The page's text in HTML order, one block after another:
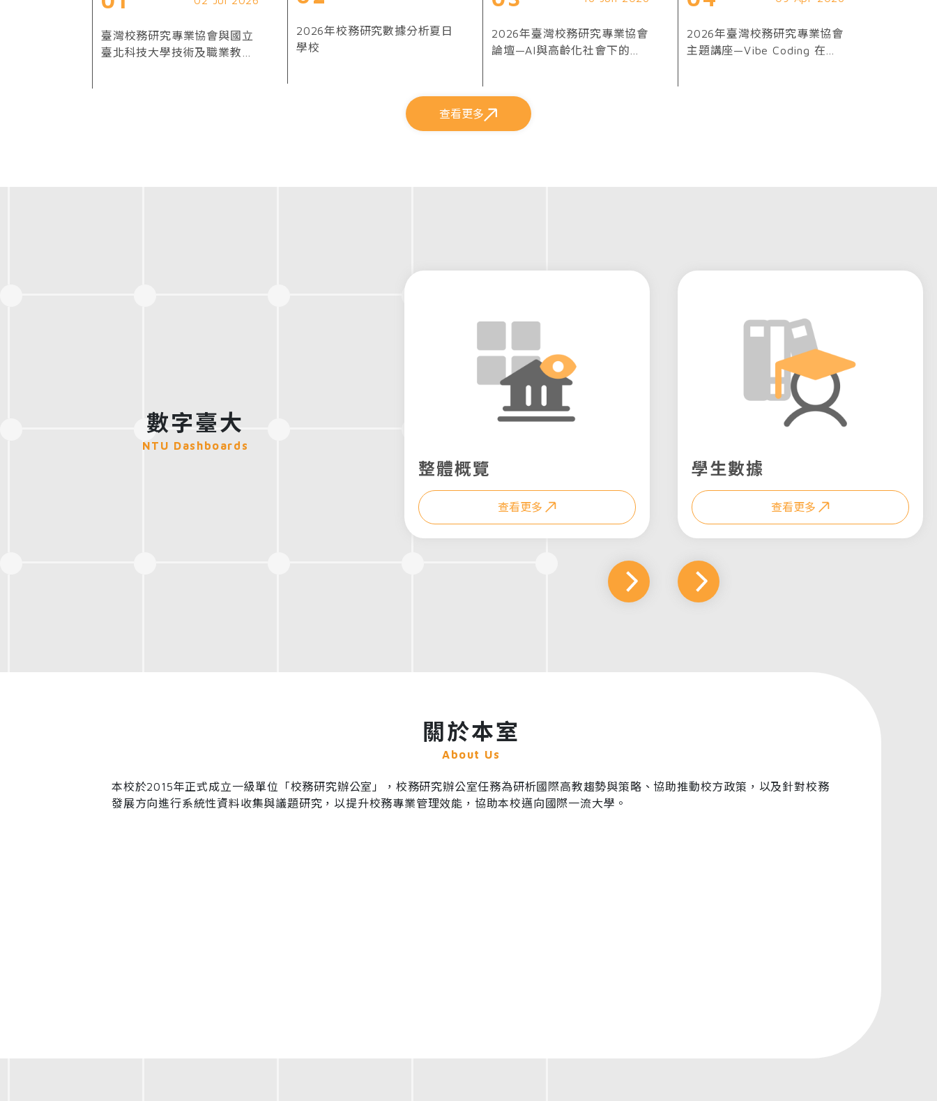
臺灣校務研究專業協會與國立
臺北科技大學技術及職業教育
2026年校務研究數據分析夏日
學校
2026年臺灣校務研究專業協會
論壇—AI與高齡化社會下的高
2026年臺灣校務研究專業協會
主題講座—Vibe Coding 在校
查看更多
數字臺大
NTU Dashboards
整體概覽
查看更多
學生數據
查看更多
關於本室
About Us
本校於2015年正式成立一級單位「校務研究辦公室」，校務研究辦公室任務為研析國際高教趨勢與策略、協助推動校方政策，以及針對校務
發展方向進行系統性資料收集與議題研究，以提升校務專業管理效能，協助本校邁向國際一流大學。